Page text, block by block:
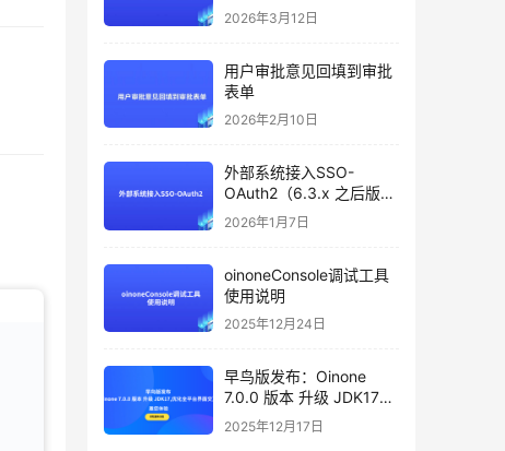
2026年3月12日
用户审批意见回填到审批
表单
2026年2月10日
外部系统接入SSO-
OAuth2（6.3.x 之后版本
支持）
2026年1月7日
oinoneConsole调试工具
使用说明
2025年12月24日
早鸟版发布：Oinone
7.0.0 版本 升级 JDK17，
优化全平台界面交互，邀
您体验
2025年12月17日